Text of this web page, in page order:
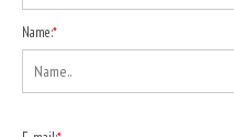
Name:*